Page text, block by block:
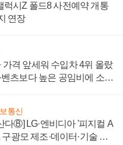
럭시Z 폴드8 사전예약 개통
연장
가격 앞세워 수입차 4위 올랐
벤츠보다 높은 공임비에 소비
통신
다⑧] LG·엔비디아 '피지컬 A
구광모 제조·데이터·기술 결